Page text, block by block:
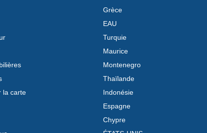
la carte
Grèce
EAU
Turquie
Maurice
Montenegro
Thaïlande
Indonésie
Espagne
Chypre